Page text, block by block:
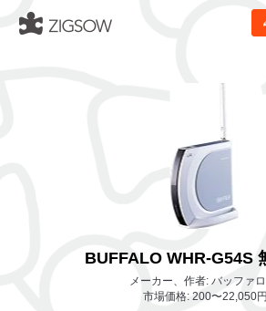
BUFFALO WHR-G54S
メーカー、作者: バッファ
市場価格: 200〜22,050円